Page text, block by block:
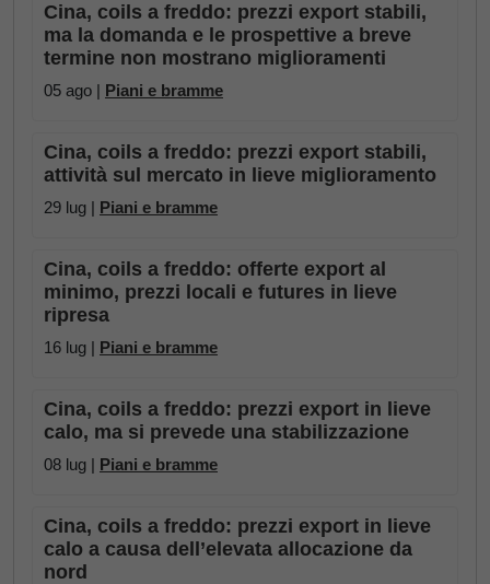
Cina, coils a freddo: prezzi export stabili,
ma la domanda e le prospettive a breve
termine non mostrano miglioramenti
05 ago | Piani e bramme
Cina, coils a freddo: prezzi export stabili,
attività sul mercato in lieve miglioramento
29 lug | Piani e bramme
Cina, coils a freddo: offerte export al
minimo, prezzi locali e futures in lieve
ripresa
16 lug | Piani e bramme
Cina, coils a freddo: prezzi export in lieve
calo, ma si prevede una stabilizzazione
08 lug | Piani e bramme
Cina, coils a freddo: prezzi export in lieve
calo a causa dell’elevata allocazione da
nord